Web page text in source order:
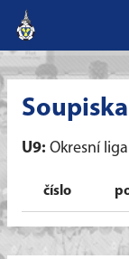
Soupiska
U9: Okresní
číslo